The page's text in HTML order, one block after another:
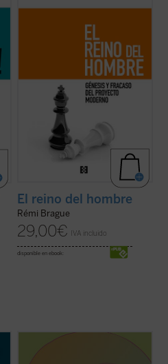
desplegada entre los siglos XVII y XIX en
Europa, ámbito en el que dio comienzo la ...
El reino del hombre
Rémi Brague
29,00€ IVA incluido
disponible en ebook: